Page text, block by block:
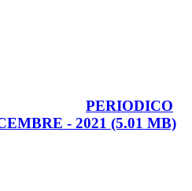
PERIODICO
- 2021 (5.01 MB)